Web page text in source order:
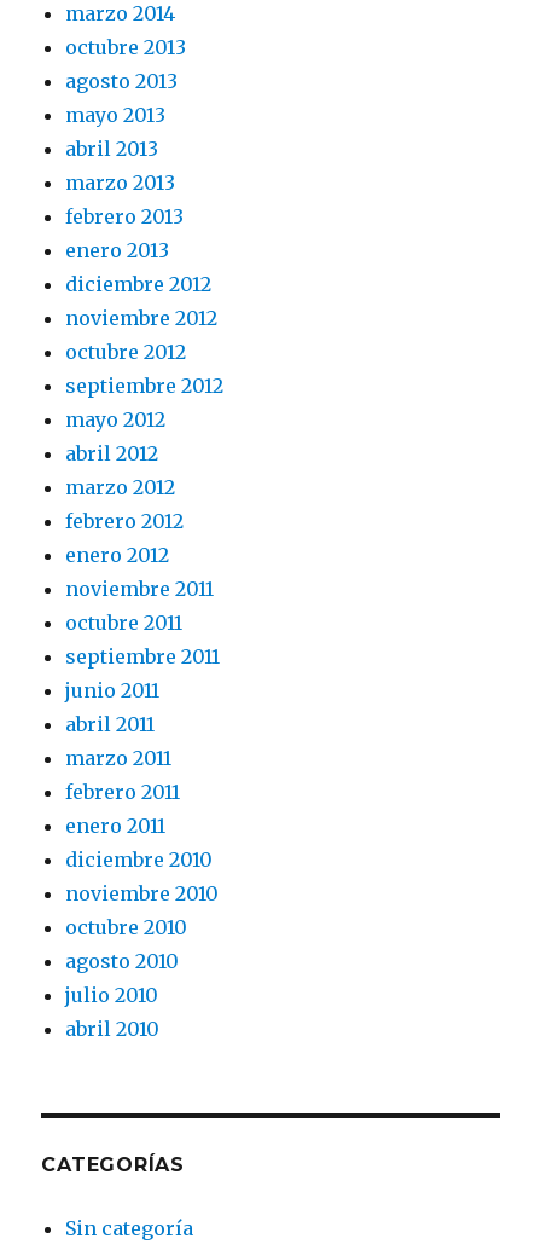
marzo 2014
octubre 2013
agosto 2013
mayo 2013
abril 2013
marzo 2013
febrero 2013
enero 2013
diciembre 2012
noviembre 2012
octubre 2012
septiembre 2012
mayo 2012
abril 2012
marzo 2012
febrero 2012
enero 2012
noviembre 2011
octubre 2011
septiembre 2011
junio 2011
abril 2011
marzo 2011
febrero 2011
enero 2011
diciembre 2010
noviembre 2010
octubre 2010
agosto 2010
julio 2010
abril 2010
CATEGORÍAS
Sin categoría